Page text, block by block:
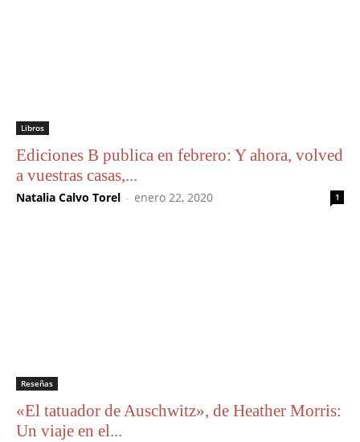
Libros
Ediciones B publica en febrero: Y ahora, volved
a vuestras casas,...
Natalia Calvo Torel - enero 22, 2020 1
Reseñas
«El tatuador de Auschwitz», de Heather Morris:
Un viaje en el...